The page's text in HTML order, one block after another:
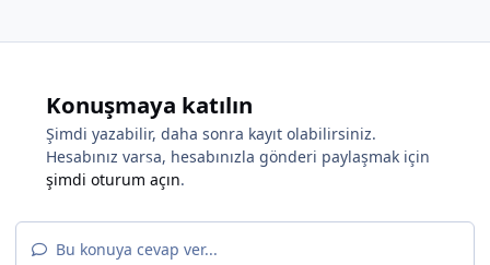
Konuşmaya katılın
Şimdi yazabilir, daha sonra kayıt olabilirsiniz.
Hesabınız varsa, hesabınızla gönderi paylaşmak için
şimdi oturum açın.
Bu konuya cevap ver...